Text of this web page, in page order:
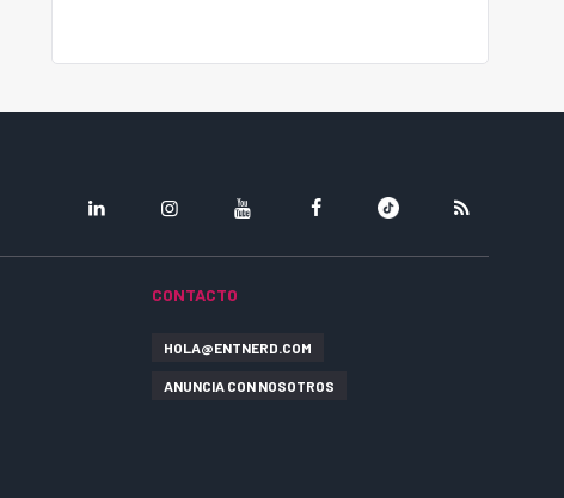
CONTACTO
HOLA@ENTNERD.COM
ANUNCIA CON NOSOTROS